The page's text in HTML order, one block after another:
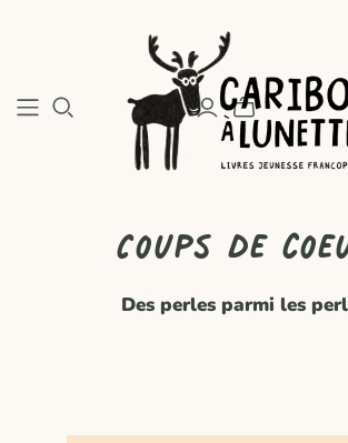
Coups de
Des perles parmi les